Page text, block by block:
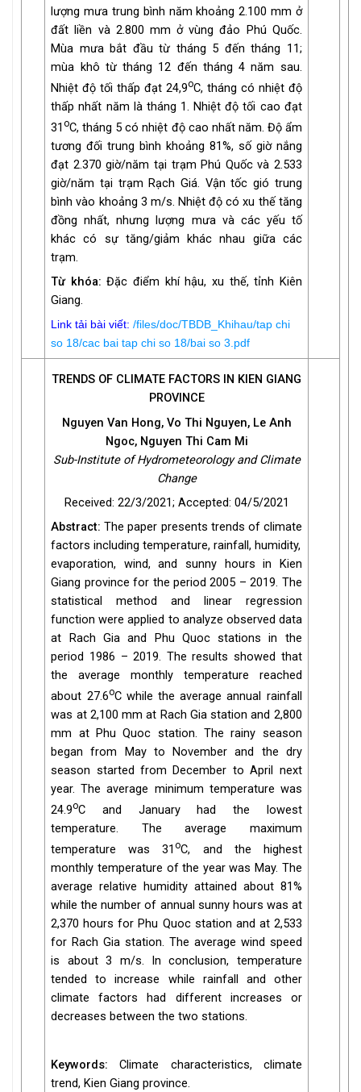
lượng mưa trung bình năm khoảng 2.100 mm ở
đất liền và 2.800 mm ở vùng đảo Phú Quốc.
Mùa mưa bắt đầu từ tháng 5 đến tháng 11;
mùa khô từ tháng 12 đến tháng 4 năm sau.
Nhiệt độ tối thấp đạt 24,9oC, tháng có nhiệt độ
thấp nhất năm là tháng 1. Nhiệt độ tối cao đạt
31oC, tháng 5 có nhiệt độ cao nhất năm. Độ ẩm
tương đối trung bình khoảng 81%, số giờ nắng
đạt 2.370 giờ/năm tại trạm Phú Quốc và 2.533
giờ/năm tại trạm Rạch Giá. Vận tốc gió trung
bình vào khoảng 3 m/s. Nhiệt độ có xu thế tăng
đồng nhất, nhưng lượng mưa và các yếu tố
khác có sự tăng/giảm khác nhau giữa các
trạm.
Từ khóa: Đặc điểm khí hậu, xu thế, tỉnh Kiên
Giang.
Link tải bài viết:/files/doc/TBDB_Khihau/tap chi
so 18/cac bai tap chi so 18/bai so 3.pdf
TRENDS OF CLIMATE FACTORS IN KIEN GIANG
PROVINCE
Nguyen Van Hong, Vo Thi Nguyen, Le Anh
Ngoc, Nguyen Thi Cam Mi
Sub-Institute of Hydrometeorology and Climate
Change
Received: 22/3/2021; Accepted: 04/5/2021
Abstract: The paper presents trends of climate
factors including temperature, rainfall, humidity,
evaporation, wind, and sunny hours in Kien
Giang province for the period 2005 – 2019. The
statistical method and linear regression
function were applied to analyze observed data
at Rach Gia and Phu Quoc stations in the
period 1986 – 2019. The results showed that
the average monthly temperature reached
about 27.6oC while the average annual rainfall
was at 2,100 mm at Rach Gia station and 2,800
mm at Phu Quoc station. The rainy season
began from May to November and the dry
season started from December to April next
year. The average minimum temperature was
24.9oC and January had the lowest
temperature. The average maximum
temperature was 31oC, and the highest
monthly temperature of the year was May. The
average relative humidity attained about 81%
while the number of annual sunny hours was at
2,370 hours for Phu Quoc station and at 2,533
for Rach Gia station. The average wind speed
is about 3 m/s. In conclusion, temperature
tended to increase while rainfall and other
climate factors had different increases or
decreases between the two stations.
Keywords:Climate characteristics, climate
trend, Kien Giang province.